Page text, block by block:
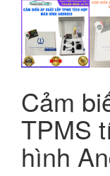
Cảm
TPMS
hình